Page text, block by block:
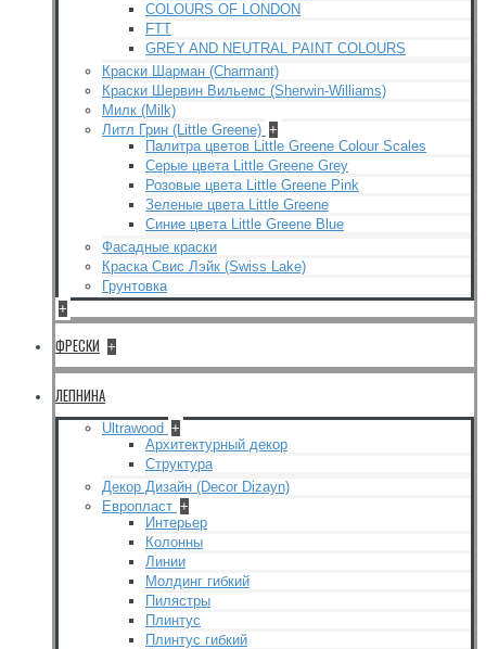
COLOURS OF LONDON
FTT
GREY AND NEUTRAL PAINT COLOURS
Краски Шарман (Charmant)
Краски Шервин Вильемс (Sherwin-Williams)
Милк (Milk)
Литл Грин (Little Greene) +
Палитра цветов Little Greene Colour Scales
Серые цвета Little Greene Grey
Розовые цвета Little Greene Pink
Зеленые цвета Little Greene
Синие цвета Little Greene Blue
Фасадные краски
Краска Свис Лэйк (Swiss Lake)
Грунтовка
+
ФРЕСКИ +
ЛЕПНИНА
Ultrawood +
Архитектурный декор
Структура
Декор Дизайн (Decor Dizayn)
Европласт +
Интерьер
Колонны
Линии
Молдинг гибкий
Пилястры
Плинтус
Плинтус гибкий